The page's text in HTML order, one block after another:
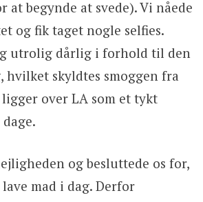
at begynde at svede). Vi nåede
og fik taget nogle selfies.
utrolig dårlig i forhold til den
hvilket skyldtes smoggen fra
over LA som et tykt
og besluttede os for,
mad i dag. Derfor